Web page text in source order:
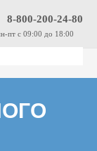
8-800-200-24-80
пт c 09:00 до 18:00